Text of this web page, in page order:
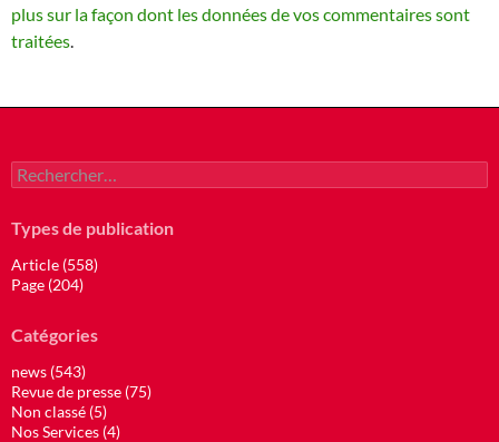
plus sur la façon dont les données de vos commentaires sont
traitées
Rechercher :
Types de publication
Article (558)
Page (204)
Catégories
news (543)
Revue de presse (75)
Non classé (5)
Nos Services (4)